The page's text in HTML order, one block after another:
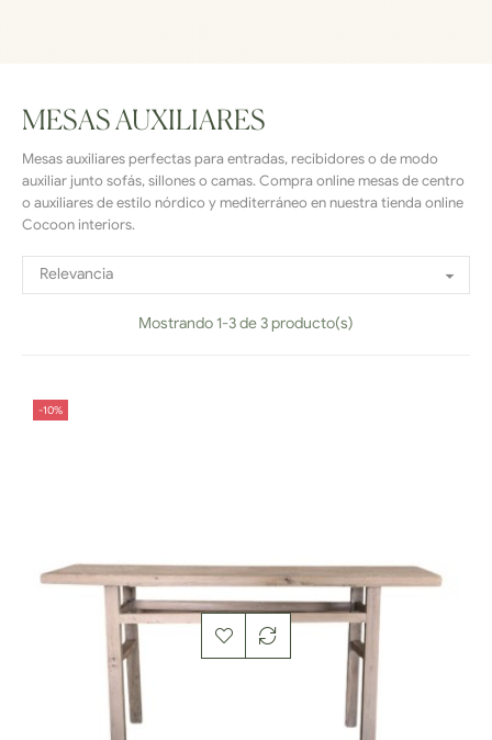
MESAS AUXILIARES
Mesas auxiliares perfectas para entradas, recibidores o de modo
auxiliar junto sofás, sillones o camas. Compra online mesas de centro
o auxiliares de estilo nórdico y mediterráneo en nuestra tienda online
Cocoon interiors.
Relevancia 
Mostrando 1-3 de 3 producto(s)
-10%